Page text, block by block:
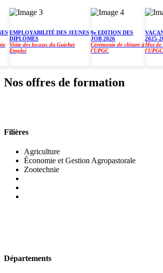
DES JEUNES
des locaux du Guichet
9e EDITION DES
JOB 2026
Cérémonie de clôture à
l'UPGC
2025-2026
Mot de
l'UPGC
Nos offres de formation
Filières
Agriculture
Économie et Gestion Agropastorale
Zootechnie
Départements